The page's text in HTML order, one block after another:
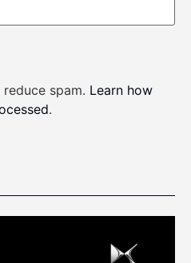
spam. Learn how
.